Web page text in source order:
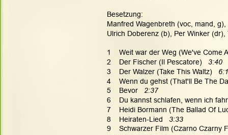
Besetzung:
Manfred Wagenbreth (voc, mand,
Ulrich Doberenz (b), Per Winker
1    Weit war der Weg (We've Come
2    Der Fischer (Il Pescatore)
3:40
3    Der Walzer (Take This Waltz)
4    Wenn du gehst (That'll Be The
5    Bevor 2:37
6    Du kannst schlafen, wenn ich
7    Heidi Bormann (The Ballad Of
8    Heiraten-Lied
3:33
9    Schwarzer Film (Czarno